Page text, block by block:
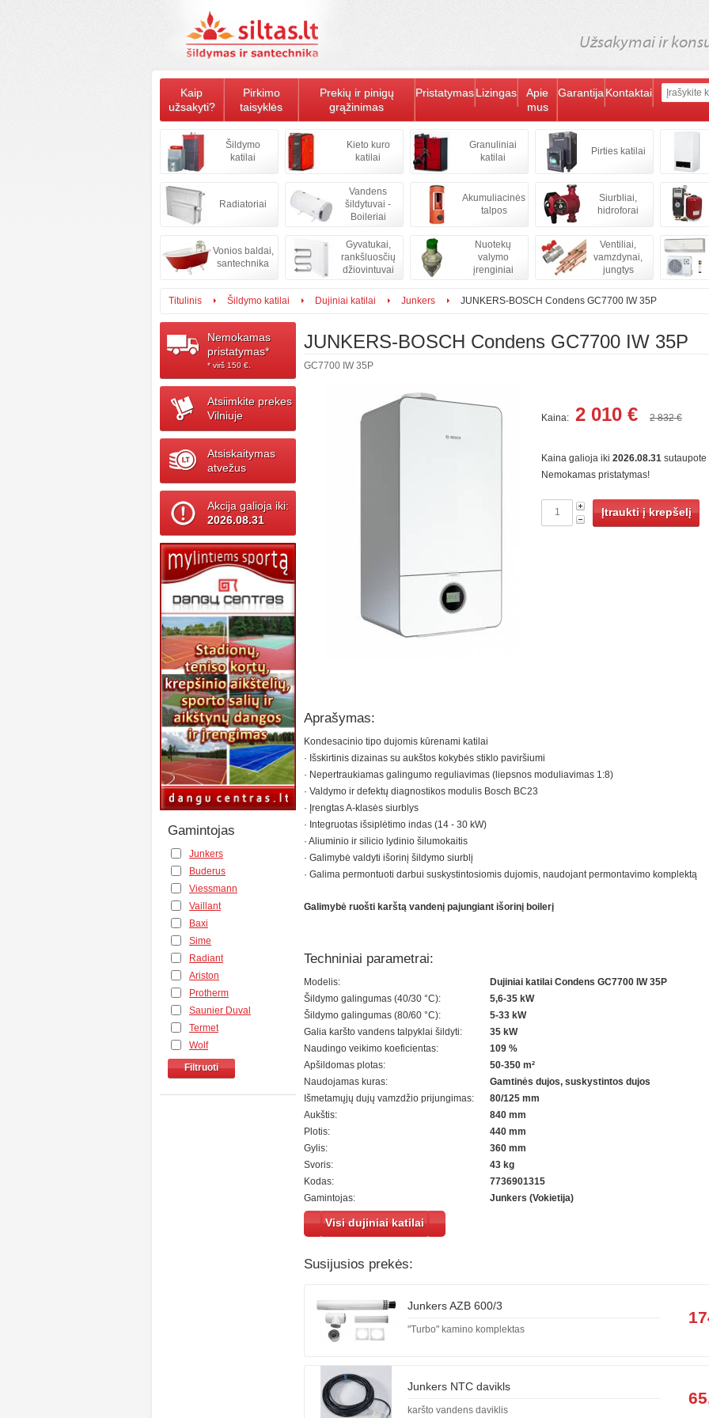
Užsakymai ir
Kaip
užsakyti?
Pirkimo
taisyklės
Prekių ir pinigų
grąžinimas
PristatymasLizingas
Apie
mus
GarantijaKontaktai
Šildymo
katilai
Kieto kuro
katilai
Granuliniai
katilai
Pirties katilai
Radiatoriai
Vandens
šildytuvai -
Boileriai
Akumuliacinės
talpos
Siurbliai,
hidroforai
Vonios baldai,
santechnika
Gyvatukai,
rankšluosčių
džiovintuvai
Nuotekų
valymo
įrenginiai
Ventiliai,
vamzdynai,
jungtys
Titulinis Šildymo katilai Dujiniai katilai Junkers JUNKERS-BOSCH Condens GC7700 IW 35P
Nemokamas
pristatymas*
* virš 150 ‎€.
Atsiimkite prekes
Vilniuje
Atsiskaitymas
atvežus
Akcija galioja iki:
2026.08.31
Gamintojas
Junkers
Buderus
Viessmann
Vaillant
Baxi
Sime
Radiant
Ariston
Protherm
Saunier Duval
Termet
Wolf
Filtruoti
JUNKERS-BOSCH Condens GC7700 IW 35P
GC7700 IW 35P
Kaina: 2 010 € 2 832 €
Kaina galioja iki 2026.08.31 sutaupote
Nemokamas pristatymas!
Įtraukti į krepšelį
Aprašymas:
Kondesacinio tipo dujomis kūrenami katilai
· Išskirtinis dizainas su aukštos kokybės stiklo paviršiumi
· Nepertraukiamas galingumo reguliavimas (liepsnos moduliavimas 1:8)
· Valdymo ir defektų diagnostikos modulis Bosch BC23
· Įrengtas A-klasės siurblys
· Integruotas išsiplėtimo indas (14 - 30 kW)
· Aliuminio ir silicio lydinio šilumokaitis
· Galimybė valdyti išorinį šildymo siurblį
· Galima permontuoti darbui suskystintosiomis dujomis, naudojant permontavimo komplektą
Galimybė ruošti karštą vandenį pajungiant išorinį boilerį
Techniniai parametrai:
Modelis: Dujiniai katilai Condens GC7700 IW 35P
Šildymo galingumas (40/30 °C):
5,6-35 kW
Šildymo galingumas (80/60 °C):
5-33 kW
Galia karšto vandens talpyklai šildyti:
35 kW
Naudingo veikimo koeficientas:
109 %
Apšildomas plotas:
50-350 m²
Naudojamas kuras:
Gamtinės dujos, suskystintos dujos
Išmetamųjų dujų vamzdžio prijungimas:
80/125 mm
Aukštis:
840 mm
Plotis:
440 mm
Gylis:
360 mm
Svoris:
43 kg
Kodas:
7736901315
Gamintojas:
Junkers (Vokietija)
Visi dujiniai katilai
Susijusios prekės:
Junkers AZB 600/3
"Turbo" kamino komplektas
Junkers NTC davikls
karšto vandens daviklis